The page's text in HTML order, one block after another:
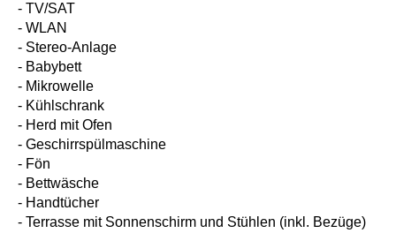
- TV/SAT
- WLAN
- Stereo-Anlage
- Babybett
- Mikrowelle
- Kühlschrank
- Herd mit Ofen
- Geschirrspülmaschine
- Fön
- Bettwäsche
- Handtücher
- Terrasse mit Sonnenschirm und Stühlen (inkl. Bezüge)